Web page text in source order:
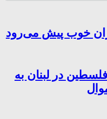
خوب پیش می‌رود
در لبنان به